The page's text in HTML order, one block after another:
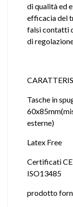
di qualità ed
efficacia del
falsi contatti
di
Tasche in
esterne)
Latex Free
Certificati
ISO13485
prodotto